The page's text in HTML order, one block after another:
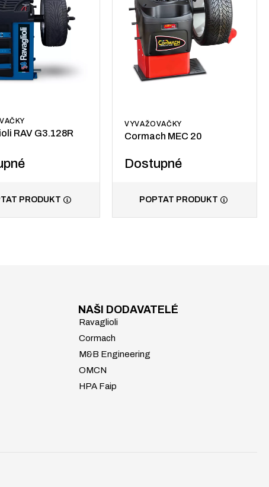
RAV G3.128R
PRODUKT
VYVAŽOVAČKY
Cormach MEC 20
Dostupné
POPTAT PRODUKT
NAŠI DODAVATELÉ
Ravaglioli
Cormach
M&B Engineering
OMCN
HPA Faip